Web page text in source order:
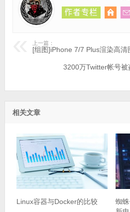
上一篇：
[组图]iPhone 7/7 Plus渲染高清
3200万Twitter帐号
相关文章
Linux容器与Docker的比较
蜘